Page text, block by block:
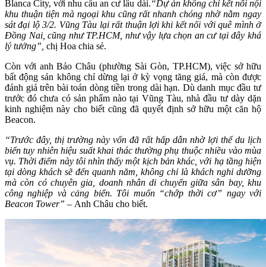
Blanca City, với nhu cầu an cư lâu dài.“Dự án không chỉ kết nối nội
khu thuận tiện mà ngoại khu cũng rất nhanh chóng nhờ nằm ngay
sát đại lộ 3/2. Vũng Tàu lại rất thuận lợi khi kết nối với quê mình ở
Đồng Nai, cũng như TP.HCM, như vậy lựa chọn an cư tại đây khá
lý tưởng”, chị Hoa chia sẻ.
Còn với anh Bảo Châu (phường Sài Gòn, TP.HCM), việc sở hữu
bất động sản không chỉ dừng lại ở kỳ vọng tăng giá, mà còn được
đánh giá trên bài toán dòng tiền trong dài hạn. Dù danh mục đầu tư
trước đó chưa có sản phẩm nào tại Vũng Tàu, nhà đầu tư dày dặn
kinh nghiệm này cho biết cũng đã quyết định sở hữu một căn hộ
Beacon.
“Trước đây, thị trường này vốn đã rất hấp dẫn nhờ lợi thế du lịch
biển tuy nhiên hiệu suất khai thác thường phụ thuộc nhiều vào mùa
vụ. Thời điểm này tôi nhìn thấy một kịch bản khác, với hạ tầng hiện
tại dòng khách sẽ đến quanh năm, không chỉ là khách nghỉ dưỡng
mà còn có chuyên gia, doanh nhân di chuyển giữa sân bay, khu
công nghiệp và cảng biển. Tôi muốn “chớp thời cơ” ngay với
Beacon Tower” – Anh Châu cho biết.